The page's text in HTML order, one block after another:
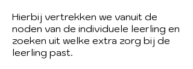
Hierbij vertrekken we vanuit de
noden van de individuele leerling en
zoeken uit welke extra zorg bij de
leerling past.